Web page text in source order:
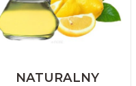
NATURALNY